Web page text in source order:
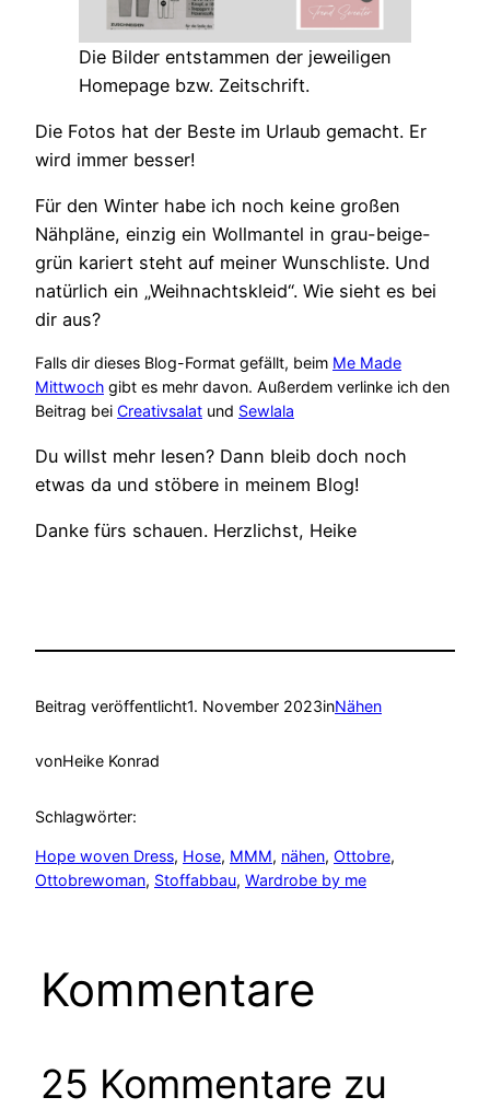
Die Bilder entstammen der jeweiligen
Homepage bzw. Zeitschrift.
Die Fotos hat der Beste im Urlaub gemacht. Er
wird immer besser!
Für den Winter habe ich noch keine großen
Nähpläne, einzig ein Wollmantel in grau-beige-
grün kariert steht auf meiner Wunschliste. Und
natürlich ein „Weihnachtskleid“. Wie sieht es bei
dir aus?
Falls dir dieses Blog-Format gefällt, beim Me Made
Mittwoch gibt es mehr davon. Außerdem verlinke ich den
Beitrag bei Creativsalat und Sewlala
Du willst mehr lesen? Dann bleib doch noch
etwas da und stöbere in meinem Blog!
Danke fürs schauen. Herzlichst, Heike
Beitrag veröffentlicht1. November 2023inNähen
vonHeike Konrad
Schlagwörter:
Hope woven Dress, Hose, MMM, nähen, Ottobre
Ottobrewoman, Stoffabbau, Wardrobe by me
Kommentare
25 Kommentare zu